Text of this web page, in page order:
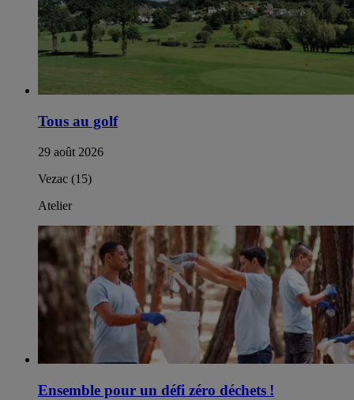
Tous au golf
29 août 2026
Vezac (15)
Atelier
Ensemble pour un défi zéro déchets !